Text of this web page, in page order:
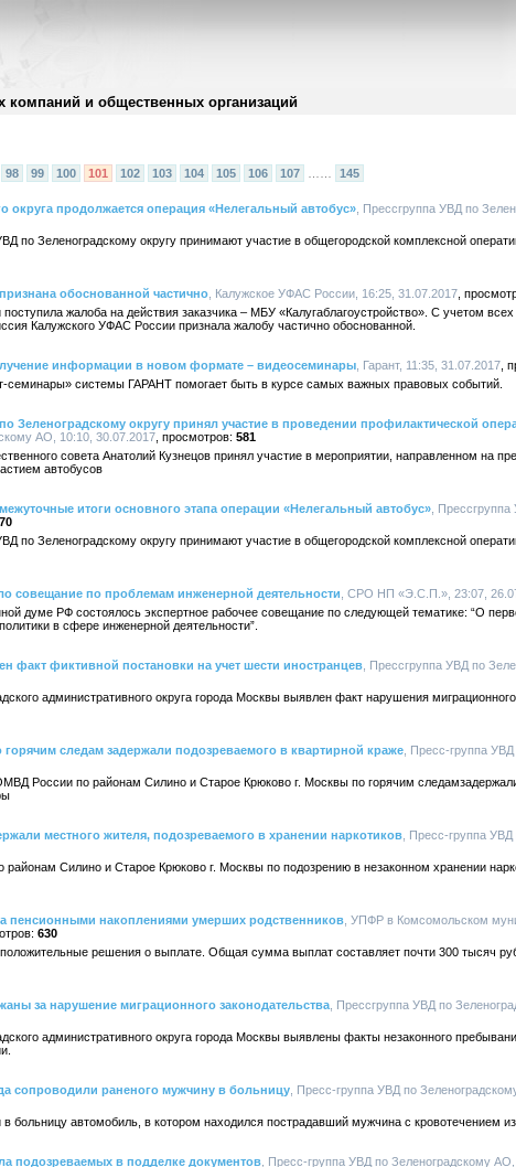
компаний и общественных организаций
98 99 100 101 102 103 104 105 106 107 145
округа продолжается операция «Нелегальный автобус» , Прессгруппа УВД по
по Зеленоградскому округу принимают участие в общегородской комплексной
обоснованной частично , Калужское УФАС России, 16:25, 31.07.2017
жалоба на действия заказчика – МБУ «Калугаблагоустройство». С учетом
Калужского УФАС России признала жалобу частично обоснованной.
информации в новом формате – видеосеминары , Гарант, 11:35, 31.07.2017
системы ГАРАНТ помогает быть в курсе самых важных правовых событий.
Зеленоградскому округу принял участие в проведении профилактической
АО, 10:10, 30.07.2017
581
совета Анатолий Кузнецов принял участие в мероприятии, направленном на
автобусов
итоги основного этапа операции «Нелегальный автобус» ,
по Зеленоградскому округу принимают участие в общегородской комплексной
совещание по проблемам инженерной деятельности , СРО НП «Э.С.П.», 23:07,
думе РФ состоялось экспертное рабочее совещание по следующей тематике: “О
в сфере инженерной деятельности”.
факт фиктивной постановки на учет шести иностранцев , Прессгруппа УВД по
административного округа города Москвы выявлен факт нарушения
следам задержали подозреваемого в квартирной краже , Пресс-группа
России по районам Силино и Старое Крюково г. Москвы по горячим
местного жителя, подозреваемого в хранении наркотиков , Пресс-группа
Силино и Старое Крюково г. Москвы по подозрению в незаконном хранении
пенсионными накоплениями умерших родственников , УПФР в Комсомольском
630
решения о выплате. Общая сумма выплат составляет почти 300 тысяч
за нарушение миграционного законодательства , Прессгруппа УВД по
административного округа города Москвы выявлены факты незаконного
сопроводили раненого мужчину в больницу , Пресс-группа УВД по
больницу автомобиль, в котором находился пострадавший мужчина с кровотечением
подозреваемых в подделке документов , Пресс-группа УВД по Зеленоградскому